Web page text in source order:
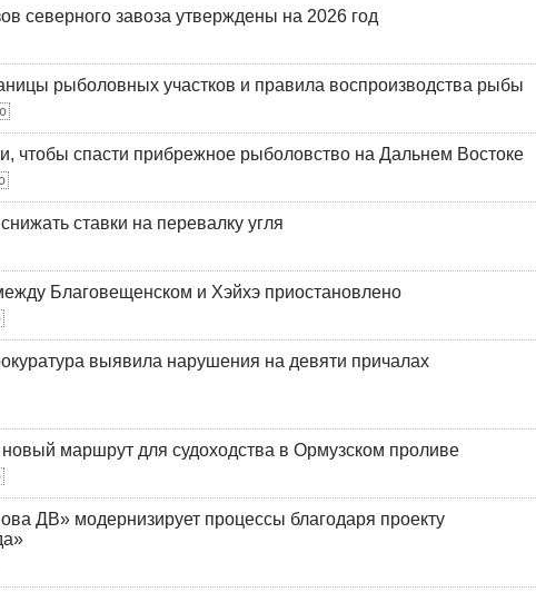
северного завоза утверждены на 2026 год
рыболовных участков и правила воспроизводства рыбы
чтобы спасти прибрежное рыболовство на Дальнем Востоке
ставки на перевалку угля
Благовещенском и Хэйхэ приостановлено
выявила нарушения на девяти причалах
маршрут для судоходства в Ормузском проливе
ДВ» модернизирует процессы благодаря проекту